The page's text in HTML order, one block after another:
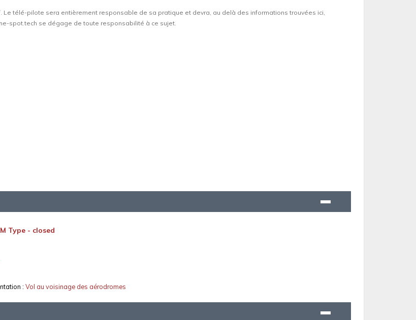
télé-pilote sera entièrement responsable de sa pratique et devra, au delà des informations trouvées ici,
spot.tech se dégage de toute responsabilité à ce sujet.
Type - closed
: Vol au voisinage des aérodromes